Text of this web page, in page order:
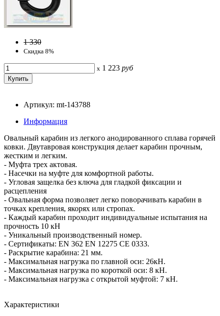
1 330
Скидка 8%
x 1 223 руб
Артикул: mt-143788
Информация
Овальный карабин из легкого анодированного сплава горячей
ковки. Двутавровая конструкция делает карабин прочным,
жестким и легким.
- Муфта трех актовая.
- Насечки на муфте для комфортной работы.
- Угловая защелка без ключа для гладкой фиксации и
расцепления
- Овальная форма позволяет легко поворачивать карабин в
точках крепления, якорях или стропах.
- Каждый карабин проходит индивидуальные испытания на
прочность 10 кН
- Уникальный производственный номер.
- Сертификаты: EN 362 EN 12275 СЕ 0333.
- Раскрытие карабина: 21 мм.
- Максимальная нагрузка по главной оси: 26кН.
- Максимальная нагрузка по короткой оси: 8 кН.
- Максимальная нагрузка с открытой муфтой: 7 кН.
Характеристики